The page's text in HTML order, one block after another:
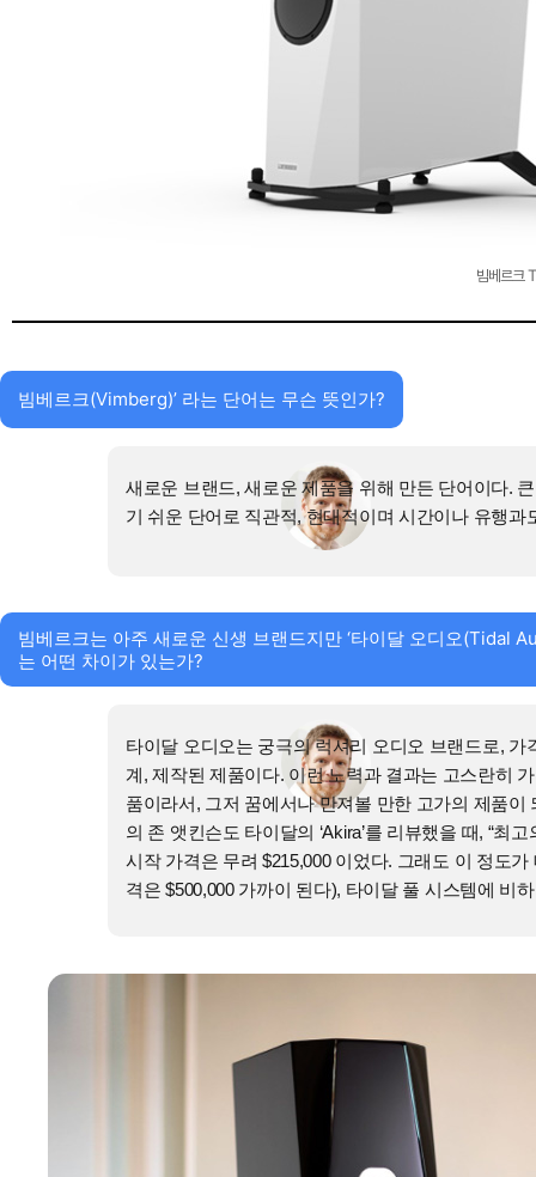
빔베르크
빔베르크(Vimberg)’ 라는 단어는 무슨 뜻인가?
새로운 브랜드, 새로운 제품을 위해 만든 단어이다.
기 쉬운 단어로 직관적, 현대적이며 시간이나 유행
빔베르크는 아주 새로운 신생 브랜드지만 ‘타이달 오디오(Tidal
는 어떤 차이가 있는가?
타이달 오디오는 궁극의 럭셔리 오디오 브랜드로,
계, 제작된 제품이다. 이런 노력과 결과는 고스란히
품이라서, 그저 꿈에서나 만져볼 만한 고가의 제품
의 존 앳킨슨도 타이달의 ‘Akira’를 리뷰했을 때, “최
시작 가격은 무려 $215,000 이었다. 그래도 이 정도가
격은 $500,000 가까이 된다), 타이달 풀 시스템에 비